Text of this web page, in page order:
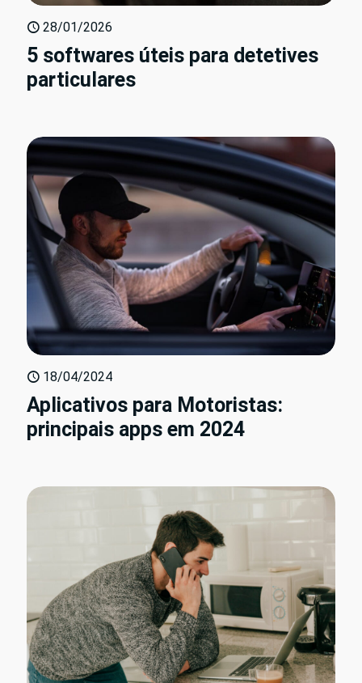
28/01/2026
5 softwares úteis para detetives
particulares
18/04/2024
Aplicativos para Motoristas:
principais apps em 2024